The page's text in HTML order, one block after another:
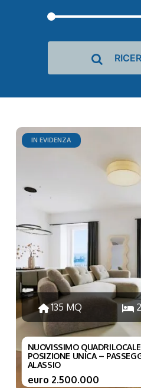
IN EVIDENZA
135 MQ 2
NUOVISSIMO
POSIZIONE UNICA –
ALASSIO
euro 2.500.000